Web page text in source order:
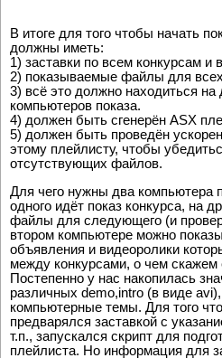
В итоге для того чтобы начать
должны иметь:
1) заставки по всем конкурсам и
2) показываемые файлы для
3) всё это должно находиться на
компьютеров показа.
4) должен быть сгенерён ASX
5) должен быть проведён
этому плейлисту, чтобы
отсутствующих файлов.
Для чего нужны два компьютера
одного идёт показ конкурса, на
файлы для следующего (и
втором компьютере можно
объявления и видеоролики
между конкурсами, о чем скажем
Постепенно у нас накопилась
различных demo,intro (в виде
компьютерные темы. Для того
предварялся заставкой с
т.п., запускался скрипт для
плейлиста. Но информация для